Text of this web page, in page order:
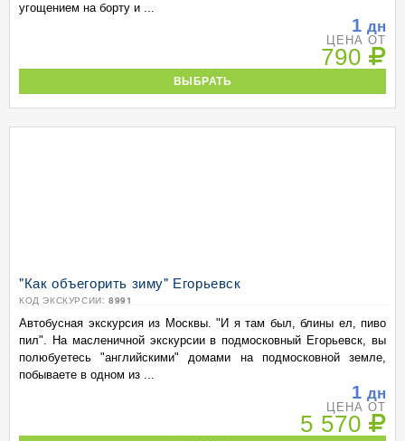
угощением на борту и ...
1 дн
ЦЕНА ОТ
790
ВЫБРАТЬ
"Как объегорить зиму" Егорьевск
КОД ЭКСКУРСИИ: 8991
Автобусная экскурсия из Москвы. "И я там был, блины ел, пиво
пил". На масленичной экскурсии в подмосковный Егорьевск, вы
полюбуетесь "английскими" домами на подмосковной земле,
побываете в одном из ...
1 дн
ЦЕНА ОТ
5 570